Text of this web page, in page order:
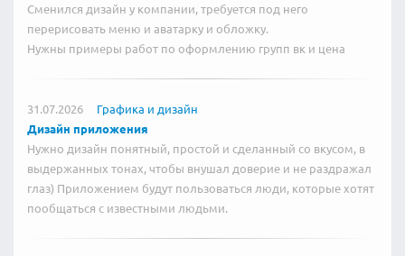
Сменился дизайн у компании, требуется под него
перерисовать меню и аватарку и обложку.
Нужны примеры работ по оформлению групп вк и цена
31.07.2026
Графика и дизайн
Дизайн приложения
Нужно дизайн понятный, простой и сделанный со вкусом, в
выдержанных тонах, чтобы внушал доверие и не раздражал
глаз) Приложением будут пользоваться люди, которые хотят
пообщаться с известными людьми.